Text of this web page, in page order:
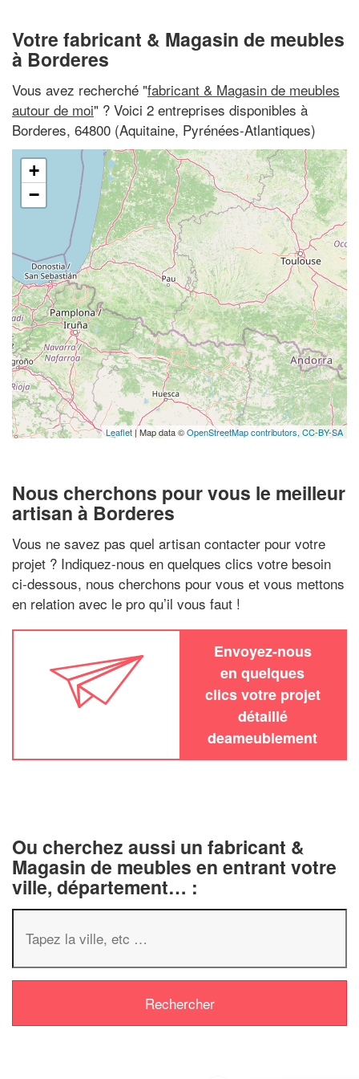
Votre fabricant & Magasin de meubles
à Borderes
Vous avez recherché "fabricant & Magasin de meubles
autour de moi" ? Voici 2 entreprises disponibles à
Borderes, 64800 (Aquitaine, Pyrénées-Atlantiques)
+
−
Leaflet| Map data ©OpenStreetMap contributors, CC-BY-SA
Nous cherchons pour vous le meilleur
artisan à Borderes
Vous ne savez pas quel artisan contacter pour votre
projet ? Indiquez-nous en quelques clics votre besoin
ci-dessous, nous cherchons pour vous et vous mettons
en relation avec le pro qu’il vous faut !
Envoyez-nous
en quelques
clics votre projet
détaillé
deameublement
Ou cherchez aussi un fabricant &
Magasin de meubles en entrant votre
ville, département… :